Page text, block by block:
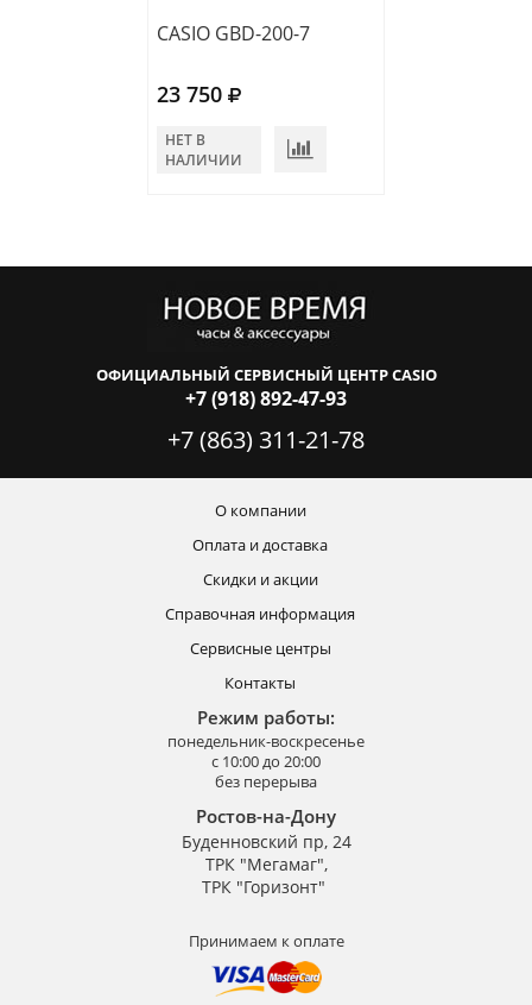
CASIO GBD-200-7
23 750
НЕТ В
НАЛИЧИИ
ОФИЦИАЛЬНЫЙ СЕРВИСНЫЙ ЦЕНТР CASIO
+7 (918) 892-47-93
+7 (863) 311-21-78
О компании
Оплата и доставка
Скидки и акции
Справочная информация
Сервисные центры
Контакты
Режим работы:
понедельник-воскресенье
с 10:00 до 20:00
без перерыва
Ростов-на-Дону
Буденновский пр, 24
ТРК "Мегамаг",
ТРК "Горизонт"
Принимаем к оплате